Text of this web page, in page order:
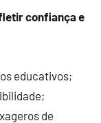
confiança e
educativos;
de